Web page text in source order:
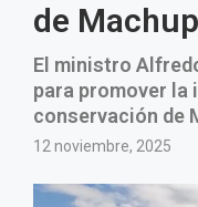
de
El ministro
para promover la
conservación de
12 noviembre, 2025